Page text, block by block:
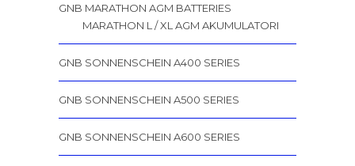
GNB MARATHON AGM BATTERIES
MARATHON L / XL AGM AKUMULATORI
GNB SONNENSCHEIN A400 SERIES
GNB SONNENSCHEIN A500 SERIES
GNB SONNENSCHEIN A600 SERIES